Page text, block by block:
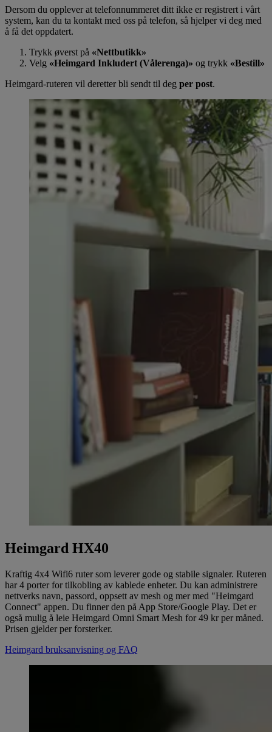
Dersom du opplever at telefonnummeret ditt ikke er registrert i vårt
system, kan du ta kontakt med oss på telefon, så hjelper vi deg med
å få det oppdatert.
Trykk øverst på «Nettbutikk»
Velg «Heimgard Inkludert (Vålerenga)» og trykk «Bestill»
Heimgard-ruteren vil deretter bli sendt til deg per post.
Heimgard HX40
Kraftig 4x4 Wifi6 ruter som leverer gode og stabile signaler. Ruteren
har 4 porter for tilkobling av kablede enheter. Du kan administrere
nettverks navn, passord, oppsett av mesh og mer med "Heimgard
Connect" appen. Du finner den på App Store/Google Play. Det er
også mulig å leie Heimgard Omni Smart Mesh for 49 kr per måned.
Prisen gjelder per forsterker.
Heimgard bruksanvisning og FAQ